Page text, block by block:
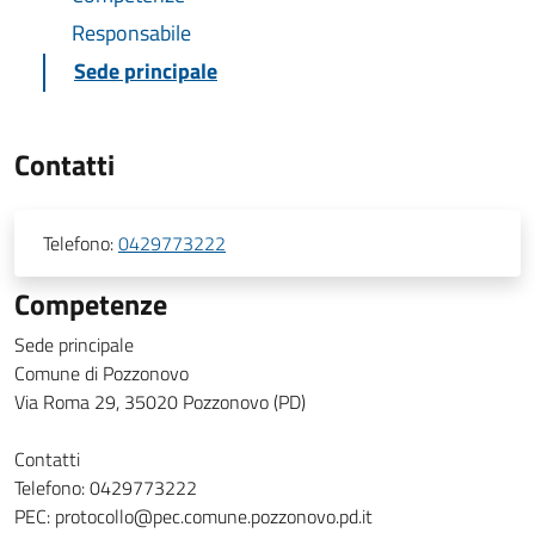
Responsabile
Sede principale
Contatti
Telefono:0429773222
Competenze
Sede principale
Comune di Pozzonovo
Via Roma 29, 35020 Pozzonovo (PD)
Contatti
Telefono: 0429773222
PEC: protocollo@pec.comune.pozzonovo.pd.it